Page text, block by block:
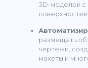
3D-моделей с
размещать
чертежи,
макеты и